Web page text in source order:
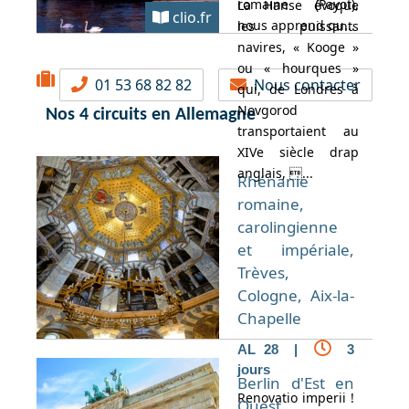
romaine (Payot),
nous apprend qu...
clio.fr
La Hanse évoque
les puissants
navires, « Kooge »
ou « hourques »
qui, de Londres à
Novgorod
transportaient au
XIVe siècle drap
anglais, ...
01 53 68 82 82 Nous contacter
Nos 4 circuits en Allemagne
Rhénanie
romaine,
carolingienne
et impériale,
Trèves,
Cologne, Aix-la-
Chapelle
AL 28 |
3
jours
Renovatio imperii !
Berlin d'Est en